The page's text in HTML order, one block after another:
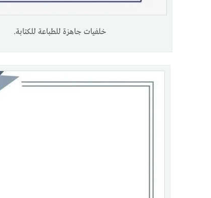
خلفيات جاهزة للطباعة للكتابة.